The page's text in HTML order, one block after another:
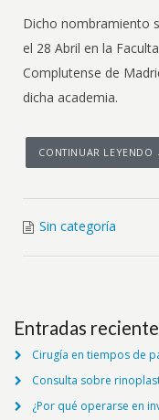
Dicho nombramiento
el 28 Abril en la
Complutense de
dicha academia.
CONTINUAR LEYENDO
Sin categoría
Entradas
Cirugía en tiempos de
Consulta sobre
¿Por qué operarse en